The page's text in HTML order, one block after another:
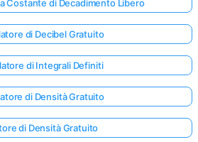
Costante di Decadimento Libero
di Decibel Gratuito
di Integrali Definiti
di Densità Gratuito
di Densità Gratuito